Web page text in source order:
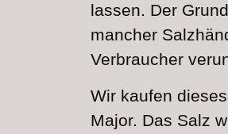
lassen. Der
mancher
Verbraucher
Wir kaufen
Major. Das Salz